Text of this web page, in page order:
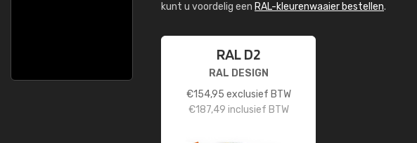
kunt u voordelig een RAL-kleurenwaaier bestellen.
RAL D2
RAL DESIGN
€154,95 exclusief BTW
€187,49 inclusief BTW